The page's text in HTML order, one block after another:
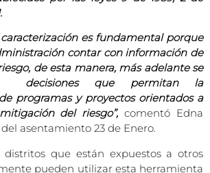
caracterización es fundamental porque
contar con información de
de esta manera, más adelante se
decisiones que permitan la
programas y proyectos orientados a
del riesgo”,comentó Edna
asentamiento 23 de Enero.
distritos que están expuestos a otros
pueden utilizar esta herramienta